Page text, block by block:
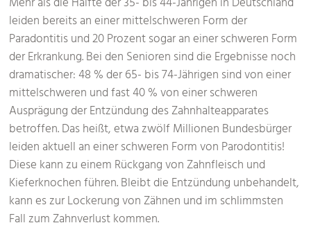
leiden bereits an einer mittelschweren Form der
Paradontitis und 20 Prozent sogar an einer schweren Form
der Erkrankung. Bei den Senioren sind die Ergebnisse noch
dramatischer: 48 % der 65- bis 74-Jährigen sind von einer
mittelschweren und fast 40 % von einer schweren
Ausprägung der Entzündung des Zahnhalteapparates
betroffen. Das heißt, etwa zwölf Millionen Bundesbürger
leiden aktuell an einer schweren Form von Parodontitis!
Diese kann zu einem Rückgang von Zahnfleisch und
Kieferknochen führen. Bleibt die Entzündung unbehandelt,
kann es zur Lockerung von Zähnen und im schlimmsten
Fall zum Zahnverlust kommen.